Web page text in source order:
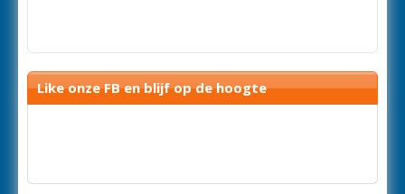
Like onze FB en blijf op de hoogte